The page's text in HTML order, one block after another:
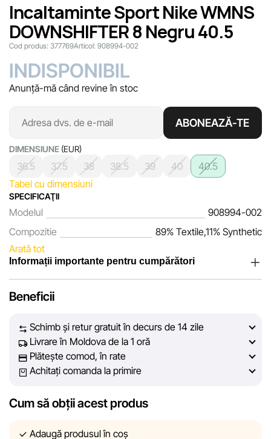
Incaltaminte Sport Nike WMNS
DOWNSHIFTER 8 Negru 40.5
Cod produs: 377769Articol: 908994-002
INDISPONIBIL
Anunță-mă când revine în stoc
ABONEAZĂ-TE
DIMENSIUNE (EUR)
36.5 37.5 38 38.5 39 40
40.5
Tabel cu dimensiuni
SPECIFICAŢII
Modelul
908994-002
Compozitie
89% Textile,11% Synthetic
Arată tot
Informații importante pentru cumpărători
încrederea clienților noștri. În fiecare zi depunem eforturi
prezentate pe site să fie cât mai complete, obiective și
actuale. Scopul nostru este să vă oferim informații corecte și
veridice, pentru ca dvs. să puteți lua cea mai bună decizie
de cumpărare.
Cu toate acestea, în ciuda controlului constant, Sportlandia
afișate pe site, din cauza unor posibile erori tehnice sau
Beneficii
Schimb și retur gratuit în decurs de 14 zile
Livrare în Moldova de la 1 oră
Plătește comod, în rate
Achitați comanda la primire
Cum să obții acest produs
Adaugă produsul în coș